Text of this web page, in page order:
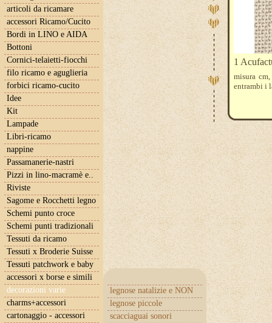
articoli da ricamare
accessori Ricamo/Cucito
Bordi in LINO e AIDA
Bottoni
Cornici-telaietti-fiocchi
filo ricamo e aguglieria
forbici ricamo-cucito
Idee
Kit
Lampade
Libri-ricamo
nappine
Passamanerie-nastri
Pizzi in lino-macramè e..
Riviste
Sagome e Rocchetti legno
Schemi punto croce
Schemi punti tradizionali
Tessuti da ricamo
Tessuti x Broderie Suisse
Tessuti patchwork e baby
accessori x borse e simili
decorazioni varie
legnose natalizie e NON
legnose piccole
scacciaguai sonori
charms+accessori
cartonaggio - accessori
1
misura
entrambi i